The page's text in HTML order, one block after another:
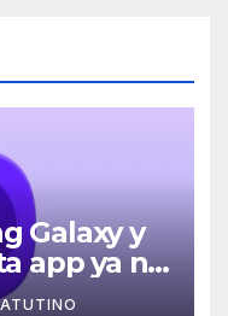
Galaxy y
app ya no